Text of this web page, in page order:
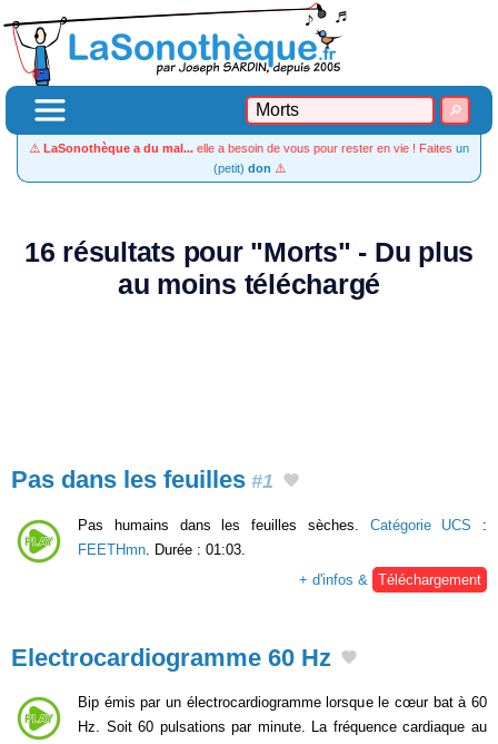
⚠️ LaSonothèque a du mal... elle a besoin de vous pour rester en vie ! Faites un
(petit) don ⚠️
16 résultats pour "Morts" - Du plus
au moins téléchargé
Pas dans les feuilles #1
Pas humains dans les feuilles sèches. Catégorie UCS :
FEETHmn . Durée : 01:03.
+ d'infos &
Téléchargement
Electrocardiogramme 60 Hz
Bip émis par un électrocardiogramme lorsque le cœur bat à 60
Hz. Soit 60 pulsations par minute. La fréquence cardiaque au